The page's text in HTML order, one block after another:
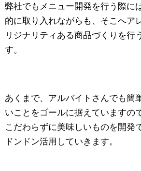
弊社でもメニュー開発を行う際に
的に取り入れながらも、そこへア
リジナリティある商品づくりを行
す。
あくまで、アルバイトさんでも簡
いことをゴールに据えていますの
こだわらずに美味しいものを開発
ドンドン活用していきます。